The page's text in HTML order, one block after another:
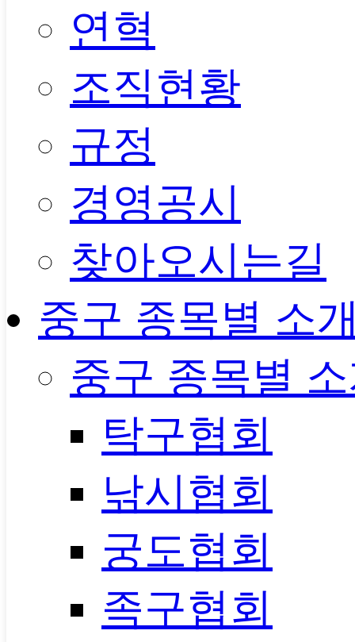
연혁
조직현황
규정
경영공시
찾아오시는길
중구 종목별 소
중구 종목별
탁구협회
낚시협회
궁도협회
족구협회